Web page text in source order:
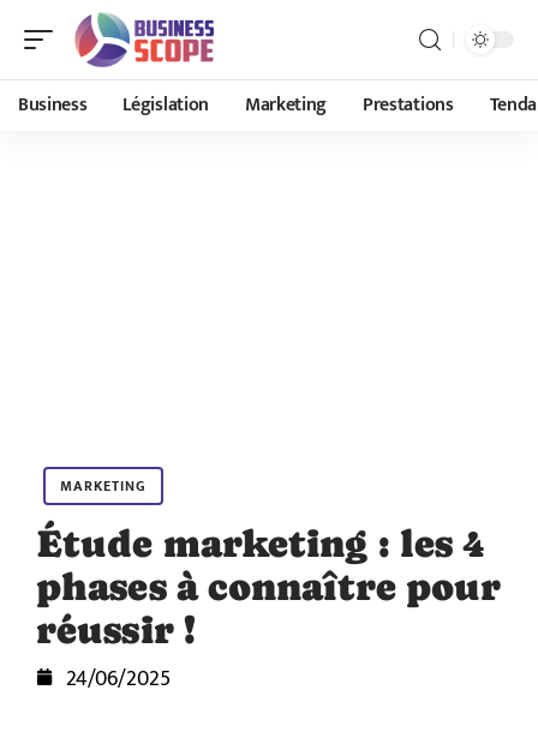
Business Législation Marketing Prestations
MARKETING
Étude marketing : les 4
phases à connaître pour
réussir !
24/06/2025